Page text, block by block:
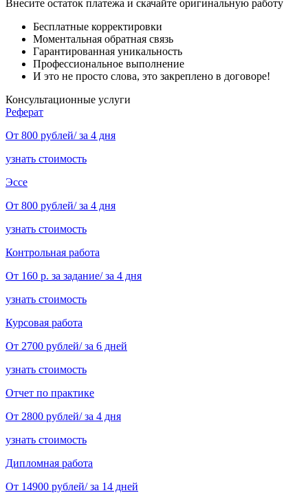
Внесите остаток платежа и скачайте оригинальную работу
Бесплатные корректировки
Моментальная обратная связь
Гарантированная уникальность
Профессиональное выполнение
И это не просто слова, это закреплено в договоре!
Консультационные услуги
Реферат
От 800 рублей/ за 4 дня
узнать стоимость
Эссе
От 800 рублей/ за 4 дня
узнать стоимость
Контрольная работа
От 160 р. за задание/ за 4 дня
узнать стоимость
Курсовая работа
От 2700 рублей/ за 6 дней
узнать стоимость
Отчет по практике
От 2800 рублей/ за 4 дня
узнать стоимость
Дипломная работа
От 14900 рублей/ за 14 дней